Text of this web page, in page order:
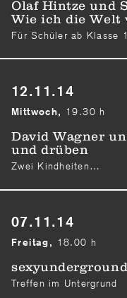
Olaf Hintze und
Wie ich die Welt
Für Schüler ab Klasse
12.11.14
Mittwoch, 19.30 h
David Wagner
und drüben
Zwei Kindheiten…
07.11.14
Freitag, 18.00 h
sexyunderground
Treffen im Untergrund